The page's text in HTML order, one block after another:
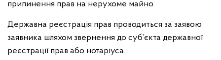
припинення прав на нерухоме майно.
Державна реєстрація прав проводиться за заявою
заявника шляхом звернення до суб’єкта державної
реєстрації прав або нотаріуса.